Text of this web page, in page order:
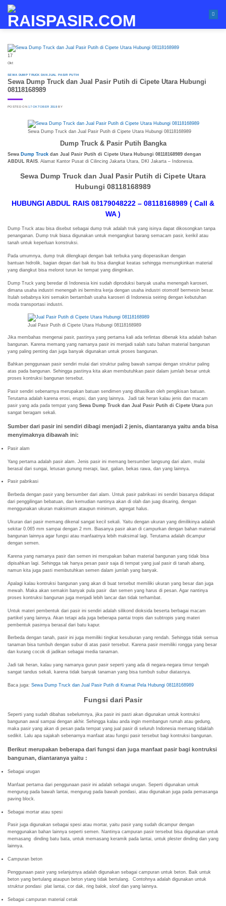
content
17
Okt
SEWA DUMP TRUCK DAN JUAL PASIR PUTIH
Sewa Dump Truck dan Jual Pasir Putih di Cipete Utara Hubungi
08118168989
POSTED ON17 OKTOBER 2018 BY
Sewa Dump Truck dan Jual Pasir Putih di Cipete Utara Hubungi 08118168989
Dump Truck & Pasir Putih Bangka
Sewa Dump Truck dan Jual Pasir Putih di Cipete Utara Hubungi 08118168989 dengan
ABDUL RAIS. Alamat Kantor Pusat di Cilincing Jakarta Utara, DKI Jakarta – Indonesia.
Sewa Dump Truck dan Jual Pasir Putih di Cipete Utara
Hubungi 08118168989
HUBUNGI ABDUL RAIS 08179048222 – 08118168989 ( Call &
WA )
Dump Truck atau bisa disebut sebagai dump truk adalah truk yang isinya dapat dikosongkan tanpa
penanganan. Dump truk biasa digunakan untuk mengangkut barang semacam pasir, kerikil atau
tanah untuk keperluan konstruksi.
Pada umumnya, dump truk dilengkapi dengan bak terbuka yang dioperasikan dengan
bantuan hidrolik, bagian depan dari bak itu bisa diangkat keatas sehingga memungkinkan material
yang diangkut bisa melorot turun ke tempat yang diinginkan.
Dump Truck yang beredar di Indonesia kini sudah diproduksi banyak usaha menengah karoseri,
dimana usaha industri menengah ini bermitra kerja dengan usaha industri otomotif bermesin besar.
Itulah sebabnya kini semakin bertambah usaha karoseri di Indonesia seiring dengan kebutuhan
moda transportasi industri.
Jual Pasir Putih di Cipete Utara Hubungi 08118168989
Jika membahas mengenai pasir, pastinya yang pertama kali ada terlintas dibenak kita adalah bahan
bangunan. Karena memang yang namanya pasir ini menjadi salah satu bahan material bangunan
yang paling penting dan juga banyak digunakan untuk proses bangunan.
Bahkan penggunaan pasir sendiri mulai dari struktur paling bawah sampai dengan struktur paling
atas pada bangunan. Sehingga pastinya kita akan membutuhkan pasir dalam jumlah besar untuk
proses kontruksi bangunan tersebut.
Pasir sendiri sebenarnya merupakan batuan sendimen yang dihasilkan oleh pengikisan batuan.
Terutama adalah karena erosi, erupsi, dan yang lainnya. Jadi tak heran kalau jenis dan macam
pasir yang ada pada tempat yang Sewa Dump Truck dan Jual Pasir Putih di Cipete Utara pun
sangat beragam sekali.
Sumber dari pasir ini sendiri dibagi menjadi 2 jenis, diantaranya yaitu anda bisa
menyimaknya dibawah ini:
Pasir alam
Yang pertama adalah pasir alam. Jenis pasir ini memang bersumber langsung dari alam, mulai
berasal dari sungai, letusan gunung merapi, laut, galian, bekas rawa, dan yang lainnya.
Pasir pabrikasi
Berbeda dengan pasir yang bersumber dari alam. Untuk pasir pabrikasi ini sendiri biasanya didapat
dari penggilingan bebatuan, dan kemudian nantinya akan di olah dan juag disaring, dengan
menggunakan ukuran maksimum ataupun minimum, agregat halus.
Ukuran dari pasir memang dikenal sangat kecil sekali. Yaitu dengan ukuran yang dimilikinya adalah
sekitar 0.065 mm sampai dengan 2 mm. Biasanya pasir akan di campurkan dengan bahan material
bangunan lainnya agar fungsi atau manfaatnya lebih maksimal lagi. Terutama adalah dicampur
dengan semen.
Karena yang namanya pasir dan semen ini merupakan bahan material bangunan yang tidak bisa
dipisahkan lagi. Sehingga tak hanya pesan pasir saja di tempat yang jual pasir di tanah abang,
namun kita juga pasti membutuhkan semen dalam jumlah yang banyak.
Apalagi kalau kontruksi bangunan yang akan di buat tersebut memiliki ukuran yang besar dan juga
mewah. Maka akan semakin banyak pula pasir dan semen yang harus di pesan. Agar nantinya
proses kontruksi bangunan juga menjadi lebih lancar dan tidak terhambat.
Untuk materi pembentuk dari pasir ini sendiri adalah silikond dioksida beserta berbagai macam
partikel yang lainnya. Akan tetapi ada juga beberapa pantai tropis dan subtropis yang materi
pembentuk pasirnya berasal dari batu kapur.
Berbeda dengan tanah, pasir ini juga memiliki tingkat kesuburan yang rendah. Sehingga tidak semua
tanaman bisa tumbuh dengan subur di atas pasir tersebut. Karena pasir memiliki rongga yang besar
dan kurang cocok di jadikan sebagai media tanaman.
Jadi tak heran, kalau yang namanya gurun pasir seperti yang ada di negara-negara timur tengah
sangat tandus sekali, karena tidak banyak tanaman yang bisa tumbuh subur diatasnya.
Baca juga: Sewa Dump Truck dan Jual Pasir Putih di Kramat Pela Hubungi 08118168989
Fungsi dari Pasir
Seperti yang sudah dibahas sebelumnya, jika pasir ini pasti akan digunakan untuk kontruksi
bangunan awal sampai dengan akhir. Sehingga kalau anda ingin membangun rumah atau gedung,
maka pasir yang akan di pesan pada tempat yang jual pasir di seluruh Indonesia memang tidaklah
sedikit. Lalu apa sajakah sebenarnya manfaat atau fungsi pasir tersebut bagi kontruksi bangunan.
Berikut merupakan beberapa dari fungsi dan juga manfaat pasir bagi kontruksi
bangunan, diantaranya yaitu :
Sebagai urugan
Manfaat pertama dari penggunaan pasir ini adalah sebagai urugan. Seperti digunakan untuk
mengurug pada bawah lantai, mengurug pada bawah pondasi, atau digunakan juga pada pemasanga
paving block.
Sebagai mortar atau spesi
Pasir juga digunakan sebagai spesi atau mortar, yaitu pasir yang sudah dicampur dengan
menggunakan bahan lainnya seperti semen. Nantinya campuran pasir tersebut bisa digunakan untuk
memasang dinding batu bata, untuk memasang keramik pada lantai, untuk plester dinding dan yang
lainnya.
Campuran beton
Penggunaan pasir yang selanjutnya adalah digunakan sebagai campuran untuk beton. Baik untuk
beton yang bertulang ataupun beton ytang tidak bertulang. Contohnya adalah digunakan untuk
struktur pondasi plat lantai, cor dak, ring balok, sloof dan yang lainnya.
Sebagai campuran material cetak